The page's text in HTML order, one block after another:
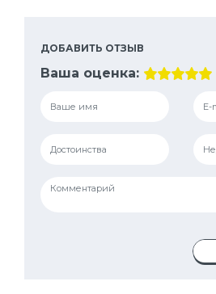
ДОБАВИТЬ ОТЗЫВ
Ваша оценка: